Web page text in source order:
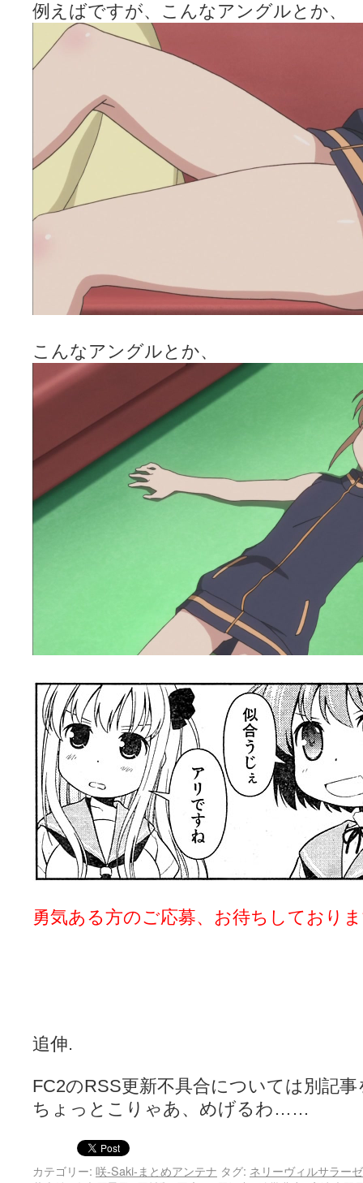
例えばですが、こんなアングルとか、
こんなアングルとか、
勇気ある方のご応募、お待ちしており
追伸.
FC2のRSS更新不具合については別記
ちょっとこりゃあ、めげるわ……
カテゴリー: 咲-Saki-まとめアンテナ タグ: ネリーヴィルサラーゼ